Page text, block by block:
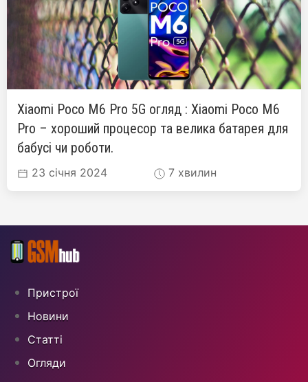
Xiaomi Poco M6 Pro 5G огляд : Xiaomi Poco M6
Pro – хороший процесор та велика батарея для
бабусі чи роботи.
23 січня 2024 7 хвилин
Пристрої
Новини
Статті
Огляди